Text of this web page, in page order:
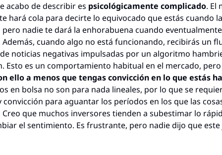
acabo de describir es psicológicamente complicado. El
hará cola para decirte lo equivocado que estás cuando
nadie te dará la enhorabuena cuando eventualmente
cuando algo no está funcionando, recibirás un
noticias negativas impulsadas por un algoritmo
Esto es un comportamiento habitual en el mercado,
ello a menos que tengas convicción en lo que estás
en bolsa no son para nada lineales, por lo que se
convicción para aguantar los períodos en los que las
que muchos inversores tienden a subestimar lo
el sentimiento. Es frustrante, pero nadie dijo que